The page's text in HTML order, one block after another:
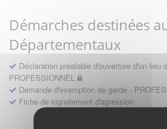
Démarches destinées
Départementaux
Déclaration préalable d'ouverture d'un lieu
PROFESSIONNEL
Demande d'exemption de garde -
Fiche de signalement d'agression